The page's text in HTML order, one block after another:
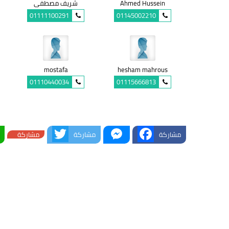
Ahmed Hussein
01145002210
شريف مصطفى
01111100291
hesham mahrous
01115666813
mostafa
01110440034
مشاركة Facebook
Messenger
مشاركة Twitterمشاركة